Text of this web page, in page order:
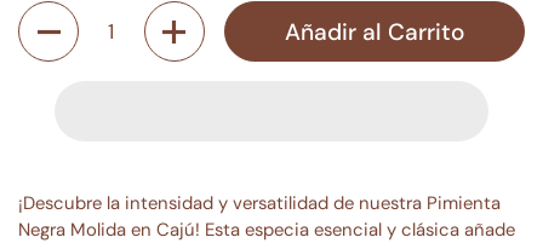
Cantidad
Añadir al Carrito
¡Descubre la intensidad y versatilidad de nuestra Pimienta
Negra Molida en Cajú! Esta especia esencial y clásica añade